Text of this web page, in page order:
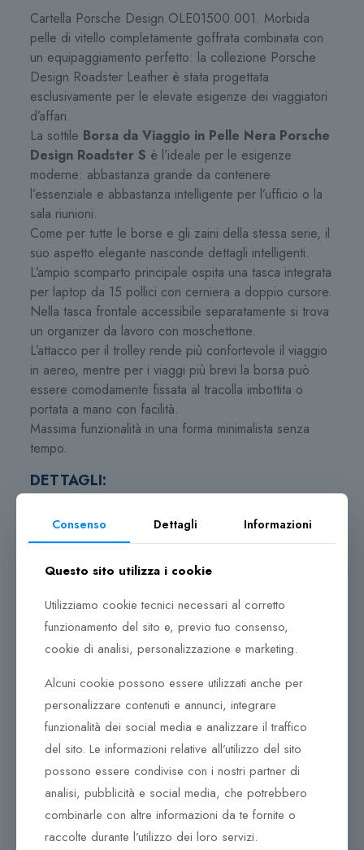
Cartella Porsche Design OLE01500.001. Morbida
pelle di vitello completamente goffrata combinata con
un equipaggiamento perfetto: la collezione Porsche
Design Roadster Leather è stata progettata
esclusivamente per le elevate esigenze dei viaggiatori
d’affari.
La sottile Borsa da Viaggio in Pelle Nera Porsche
Design Roadster S è l’ideale per le esigenze
moderne: abbastanza grande da contenere
l’essenziale e abbastanza intelligente per l’ufficio o la
sala riunioni.
Come per tutte le borse e gli zaini della stessa serie, il
suo aspetto elegante nasconde dettagli intelligenti.
L’ampio scomparto principale ospita una tasca integrata
per laptop da 15 pollici con cerniera a doppio cursore.
Nella tasca frontale accessibile separatamente si trova
un organizer da lavoro con moschettone.
L’attacco per il trolley rende più confortevole il viaggio
in aereo, mentre per i viaggi più brevi la borsa può
essere comodamente fissata al tracolla imbottita o
portata a mano con facilità.
Massima funzionalità in una forma minimalista senza
tempo.
DETTAGLI:
Ampio scomparto principale con zip a doppio cursore
e tasca integrata per laptop da 15 pollici
Tasca frontale con organizer da lavoro
Due manici e una tracolla imbottita
Attacco per trolley
La collezione in pelle Roadster è realizzata per
professionisti molto esigenti. Ricca di dettagli versatili e
ricercati, garantisce un ottimale approccio funzionale.
La morbida pelle pieno fiore unita al design pulito e
moderno, soddisfano anche le aspettative più esigenti.
Dedicati alla perfezione e all’eccellenza, tutti i prodotti
sono dotati di ampi scomparti e tasche frontali di facile
accesso.
Consenso Dettagli Informazioni
Questo sito utilizza i cookie
Utilizziamo cookie tecnici necessari al corretto
funzionamento del sito e, previo tuo consenso,
cookie di analisi, personalizzazione e marketing.
Alcuni cookie possono essere utilizzati anche per
personalizzare contenuti e annunci, integrare
funzionalità dei social media e analizzare il traffico
del sito. Le informazioni relative all’utilizzo del sito
possono essere condivise con i nostri partner di
analisi, pubblicità e social media, che potrebbero
combinarle con altre informazioni da te fornite o
raccolte durante l’utilizzo dei loro servizi.